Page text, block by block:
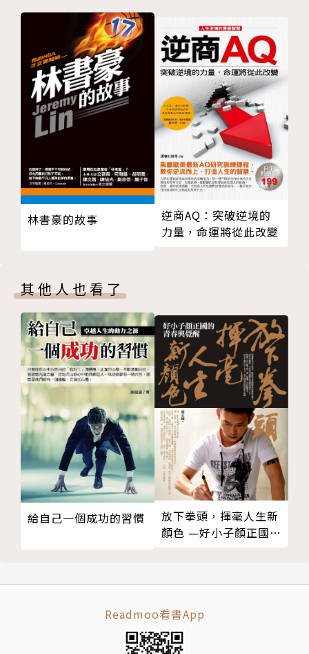
019.jpg
021.jpg
022.jpg
023.jpg
024.jpg
025.jpg
027.jpg
028.jpg
029.jpg
030.jpg
033.jpg
034.jpg
035.jpg
036.jpg
037.jpg
038.jpg
039.jpg
040.jpg
041.jpg
042.jpg
043.jpg
044.jpg
045.jpg
049.jpg
林書豪的故事
逆商AQ：突破逆境的
力量，命運將從此改變
其他人也看了
給自己一個成功的習慣
放下拳頭，揮毫人生新
顏色 —好小子顏正國的
Readmoo看書App